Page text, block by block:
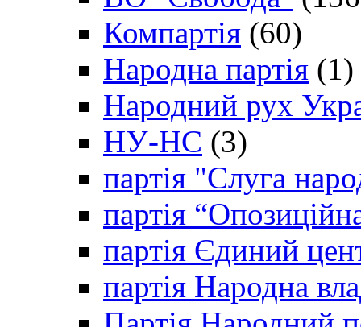
Компартія (60)
Народна партія (1)
Народний рух
НУ-НС (3)
партія "Слуга
партія
партія Єдиний
партія Народна